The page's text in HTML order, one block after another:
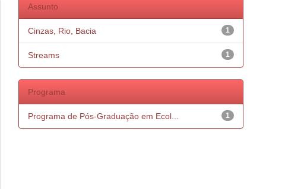
Assunto
1
Cinzas, Rio, Bacia
1
Streams
Programa
1
Programa de Pós-Graduação em Ecol...